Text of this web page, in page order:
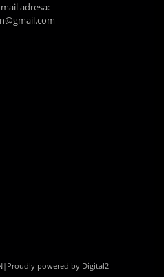
adresa:
| Proudly powered by Digital2